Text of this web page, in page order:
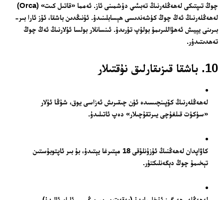
چوڭ تىپتىكى لەھەڭلەرنىڭ تەبىئىي دۈشمىنى ئاز. ئەمما «قاتىل كىت» (Orca)
لەھەڭلەرنىڭ ئەڭ چوڭ كۈشەندىسى ھېسابلىنىدۇ. ئۇنىڭدىن باشقا، ئۆز ئارا بىر-
بىرىنى يېيىش ئەھۋاللىرىمۇ بولۇپ تۇرىدۇ. ئىنسانلار بولسا ئۇلارنىڭ ئەڭ چوڭ
تەھدىتىدۇر.
10. باشقا قىزىقارلىق نۇقتىلار
لەھەڭلەرنىڭ كۆپىنچىسىدە ئۈن چىقىرىش ئەزاسى يوق، شۇڭا ئۇلار
«سۈكۈت قىلغۇچى يىرتقۇچىلار» دەپ ئاتىلىدۇ.
كاۋاپدان لەھەڭنىڭ ئۇزۇنلۇقى 18 مېتىرغا يېتىدۇ، بۇ بىر ئاپتوبۇستىن
تېخىمۇ چوڭ دېگەنلىكتۇر.